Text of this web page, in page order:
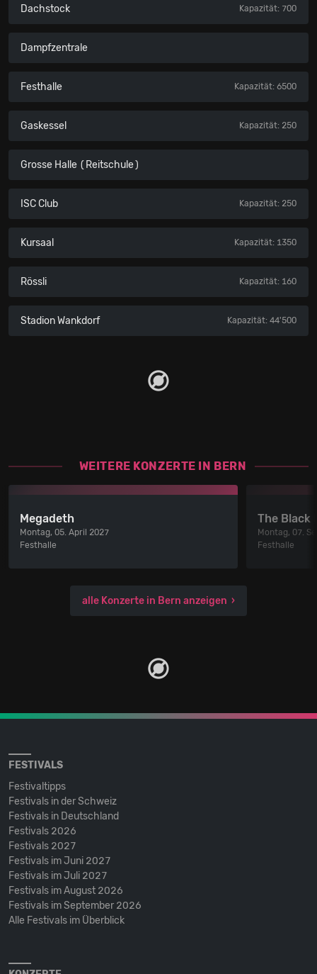
Dachstock Kapazität: 700
Dampfzentrale
Festhalle Kapazität: 6500
Gaskessel Kapazität: 250
Grosse Halle (Reitschule)
ISC Club Kapazität: 250
Kursaal Kapazität: 1350
Rössli Kapazität: 160
Stadion Wankdorf Kapazität: 44'500
WEITERE KONZERTE IN BERN
Megadeth
Montag, 05. April 2027
Festhalle
The Black
Montag, 07.
Festhalle
alle Konzerte in Bern anzeigen
FESTIVALS
Festivaltipps
Festivals in der Schweiz
Festivals in Deutschland
Festivals 2026
Festivals 2027
Festivals im Juni 2027
Festivals im Juli 2027
Festivals im August 2026
Festivals im September 2026
Alle Festivals im Überblick